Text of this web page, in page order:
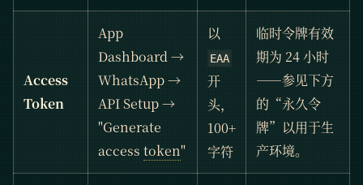
Access
Token
App
Dashboard →
WhatsApp →
API Setup →
"Generate
access token"
以
EAA
开
头，
100+
字符
临时令牌有效
期为 24 小时
——参见下方
的“永久令
牌”以用于生
产环境。